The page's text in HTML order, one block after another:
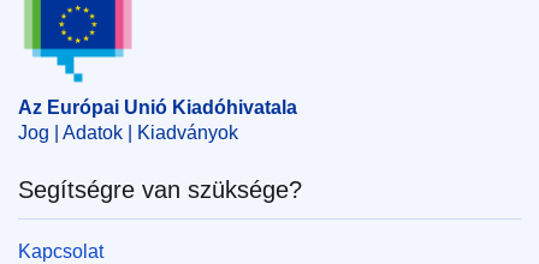
CELEX : C/2024/06704
ELI :C/2024/6704/oj
IMMC : 9999
pdfa2a
Az Európai Unió Kiadóhivatala
Jog | Adatok | Kiadványok
Segítségre van szüksége?
Kapcsolat